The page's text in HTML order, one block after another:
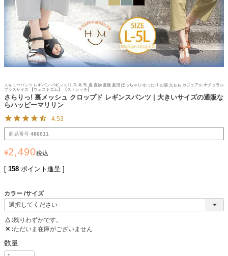
スキニーパンツ レギパン パギンス LL 3L 4L 5L 夏 夏物 夏服 夏用 ぽっちゃり ゆったり お腹 太もも カジュアル ナチュラル
プラスサイズ 【ウェストゴム】 【ストレッチ】
さらりっ! 裏メッシュ クロップド レギンスパンツ | 大きいサイズの通販な
らハッピーマリリン
4.53
商品番号 486011
¥2,490税込
[ 158 ポイント進呈 ]
カラー サイズ
△ 残りわずかです。
✕ ただいま在庫がございません